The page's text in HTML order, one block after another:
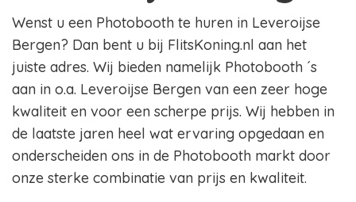
Wenst u een Photobooth te huren in Leveroijse
Bergen? Dan bent u bij FlitsKoning.nl aan het
juiste adres. Wij bieden namelijk Photobooth ´s
aan in o.a. Leveroijse Bergen van een zeer hoge
kwaliteit en voor een scherpe prijs. Wij hebben in
de laatste jaren heel wat ervaring opgedaan en
onderscheiden ons in de Photobooth markt door
onze sterke combinatie van prijs en kwaliteit.